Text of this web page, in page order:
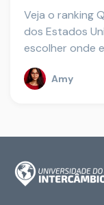
Veja o ranking
dos Estados
escolher onde
Amy